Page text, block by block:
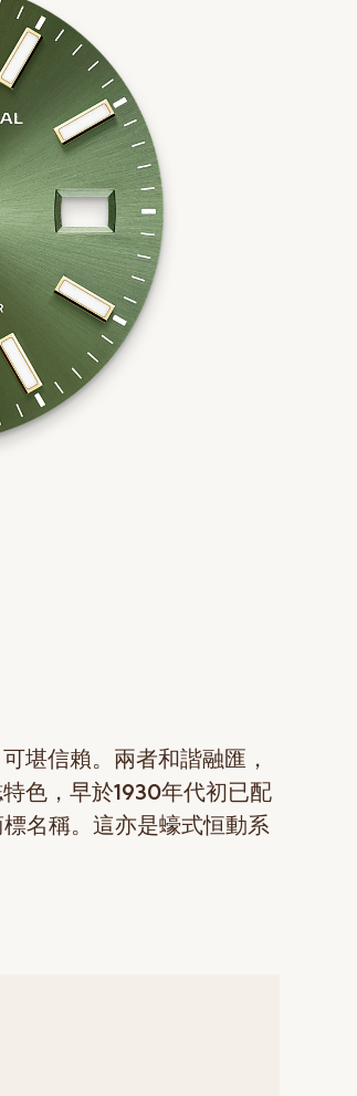
堪信賴。兩者和諧融匯，
色，早於1930年代初已配
名稱。這亦是蠔式恒動系